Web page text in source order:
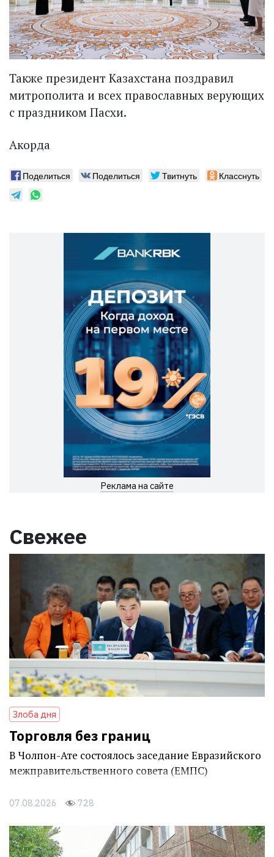
Также президент Казахстана поздравил
митрополита и всех православных верующих
с праздником Пасхи.
Акорда
Поделиться Поделиться Твитнуть Класснуть
Реклама на сайте
Свежее
Злоба дня
Торговля без границ
В Чолпон-Ате состоялось заседание Евразийского
межправительственного совета (ЕМПС)
07.08.2026 728